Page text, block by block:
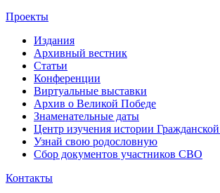
Проекты
Издания
Архивный вестник
Статьи
Конференции
Виртуальные выставки
Архив о Великой Победе
Знаменательные даты
Центр изучения истории
Узнай свою родословную
Сбор документов участников СВО
Контакты